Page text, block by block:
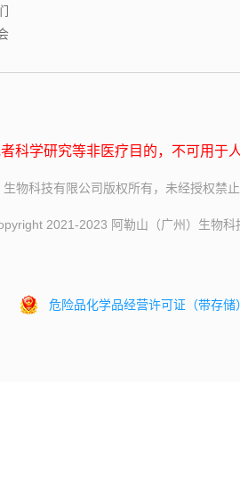
科学研究等非医疗目的，不可用于
物科技有限公司版权所有，未经授权禁
2021-2023 阿勒山（广州）生物科
危险品化学品经营许可证（带存储）